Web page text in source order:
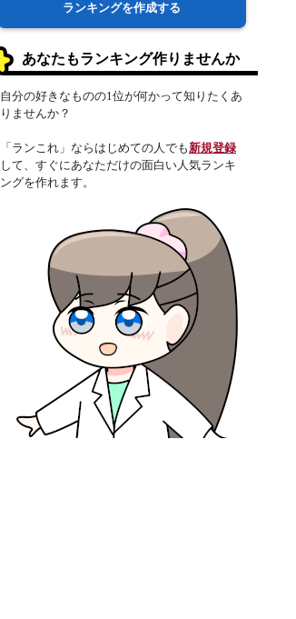
ランキングを作成する
あなたもランキング作りませんか
自分の好きなものの1位が何かって知りたくあ
りませんか？
「ランこれ」ならはじめての人でも新規登録
して、すぐにあなただけの面白い人気ランキ
ングを作れます。